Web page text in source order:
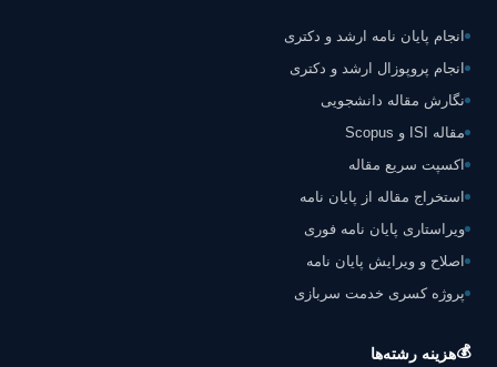
انجام پایان نامه ارشد و دکتری
انجام پروپوزال ارشد و دکتری
نگارش مقاله دانشجویی
مقاله ISI و Scopus
اکسپت سریع مقاله
استخراج مقاله از پایان نامه
ویراستاری پایان نامه فوری
اصلاح و ویرایش پایان نامه
پروژه کسری خدمت سربازی
💰هزینه رشته‌ها